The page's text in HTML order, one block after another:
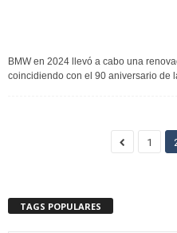
BMW en 2024 llevó a cabo una
coincidiendo con el 90 aniversario de
1
TAGS POPULARES